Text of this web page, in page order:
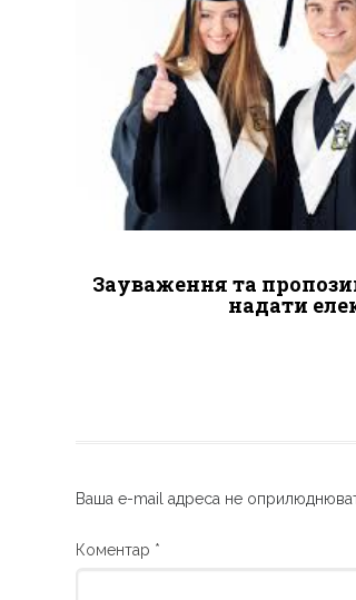
Зауваження та
надати
Ваша e-mail адреса не
Коментар *